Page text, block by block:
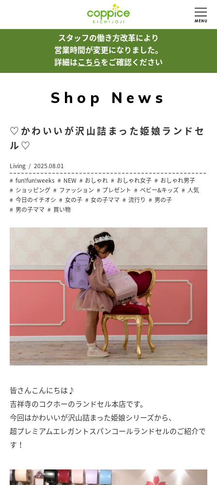
スタッフの働き方改革により
営業時間が変更になりました。
詳細はこちらをご確認ください
Shop News
♡かわいいが沢山詰まった姫娘ランドセ
ル♡
Living
2025.08.01
fun!fun!weeks
NEW おしゃれ おしゃれ女子
おしゃれ男子
ショッピング
ファッション プレゼント ベビー&キッズ
人気
今日のイチオシ
女の子 女の子ママ 流行り
男の子
男の子ママ
買い物
皆さんこんにちは♪
吉祥寺のコクホーのランドセル本店です。
今回はかわいいが沢山詰まった姫娘シリーズから、
超プレミアムエレガントスパンコールランドセルのご紹介で
す！